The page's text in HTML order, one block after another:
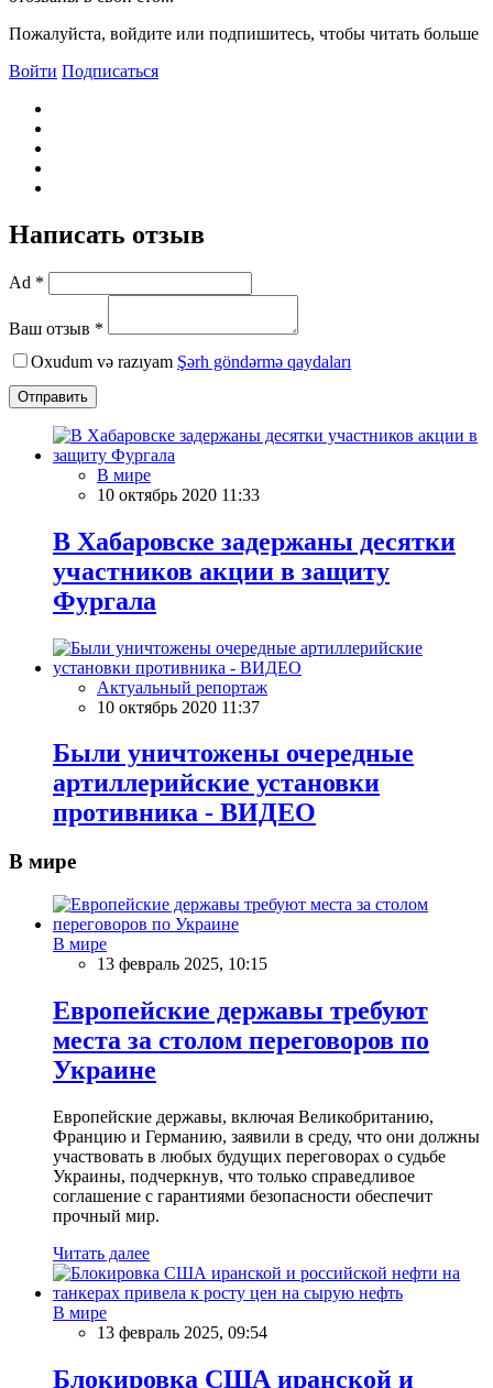
Пожалуйста, войдите или подпишитесь, чтобы читать больше
Войти Подписаться
Написать отзыв
Ad *
Ваш отзыв *
Oxudum və razıyam Şərh göndərmə qaydaları
Отправить
В мире
10 октябрь 2020 11:33
В Хабаровске задержаны десятки
участников акции в защиту
Фургала
Актуальный репортаж
10 октябрь 2020 11:37
Были уничтожены очередные
артиллерийские установки
противника - ВИДЕО
В мире
В мире
13 февраль 2025, 10:15
Европейские державы требуют
места за столом переговоров по
Украине
Европейские державы, включая Великобританию,
Францию и Германию, заявили в среду, что они должны
участвовать в любых будущих переговорах о судьбе
Украины, подчеркнув, что только справедливое
соглашение с гарантиями безопасности обеспечит
прочный мир.
Читать далее
В мире
13 февраль 2025, 09:54
Блокировка США иранской и